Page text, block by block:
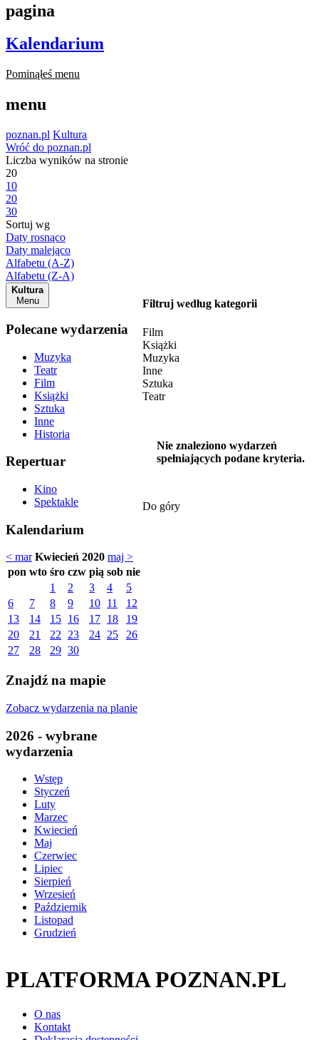
pagina
Kalendarium
Pominąłeś menu
menu
poznan.pl Kultura
Wróć do poznan.pl
Liczba wyników na stronie
20
10
20
30
Sortuj wg
Daty rosnąco
Daty malejąco
Alfabetu (A-Z)
Alfabetu (Z-A)
Kultura
Menu
Polecane wydarzenia
Muzyka
Teatr
Film
Książki
Sztuka
Inne
Historia
Repertuar
Kino
Spektakle
Kalendarium
< mar Kwiecień 2020 maj >
pon wto śro czw pią sob nie
1
2 3 4
5
6
7 8 9 10 11
12
13
14 15 16 17 18
19
20
21 22 23 24 25
26
27
28 29 30
Znajdź na mapie
Zobacz wydarzenia na planie
2026 - wybrane
wydarzenia
Wstęp
Styczeń
Luty
Marzec
Kwiecień
Maj
Czerwiec
Lipiec
Sierpień
Wrzesień
Październik
Listopad
Grudzień
Filtruj według kategorii
Film
Książki
Muzyka
Inne
Sztuka
Teatr
Nie znaleziono wydarzeń
spełniających podane kryteria.
Do góry
PLATFORMA POZNAN.PL
O nas
Kontakt